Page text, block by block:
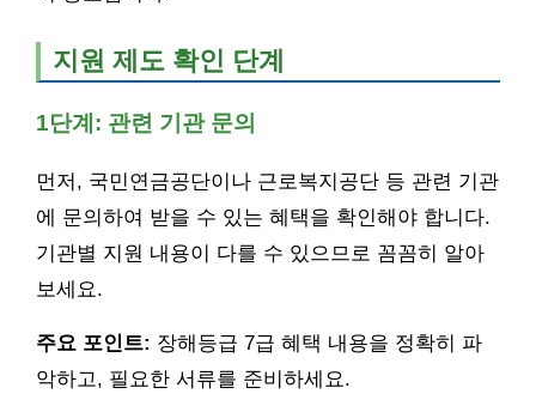
지원 제도 확인 단계
1단계: 관련 기관 문의
먼저, 국민연금공단이나 근로복지공단 등 관련 기관
에 문의하여 받을 수 있는 혜택을 확인해야 합니다.
기관별 지원 내용이 다를 수 있으므로 꼼꼼히 알아
보세요.
주요 포인트: 장해등급 7급 혜택 내용을 정확히 파
악하고, 필요한 서류를 준비하세요.